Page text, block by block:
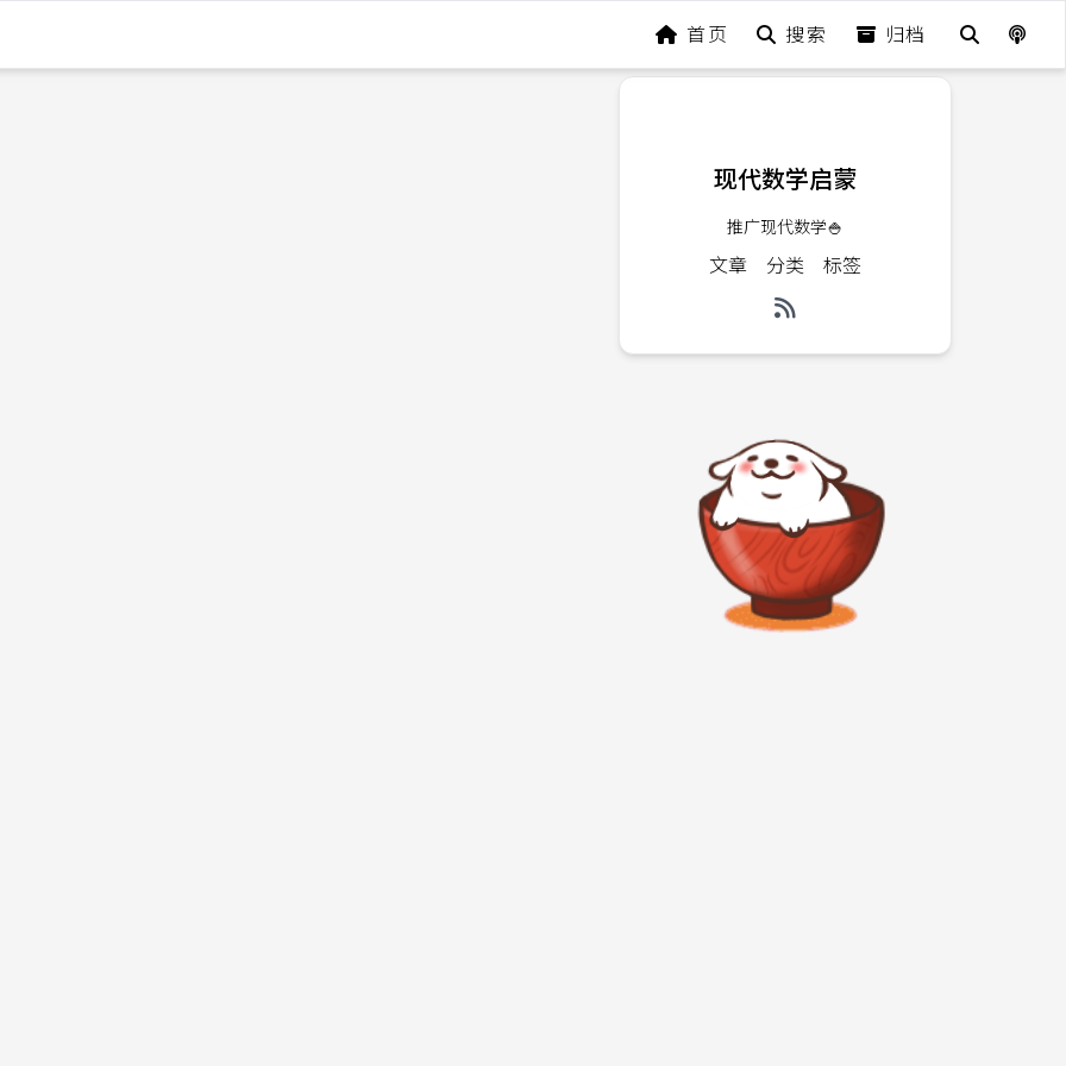
首页 搜索 归档
现代数学启蒙
推广现代数学🍚
文章 分类 标签